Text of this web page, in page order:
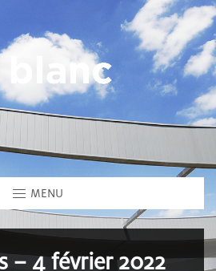
MENU
– 4 février 2022